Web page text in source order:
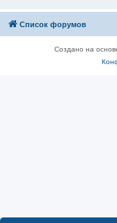
Список форумов
Создано на